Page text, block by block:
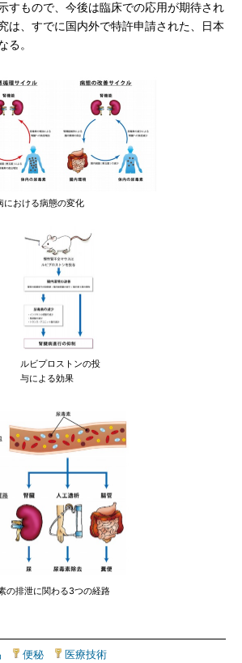
すもので、今後は臨床での応用が期待され
は、すでに国内外で特許申請された、日本
る。
における病態の変化
ルビプロストンの投
与による効果
の排泄に関わる3つの経路
便秘 医療技術